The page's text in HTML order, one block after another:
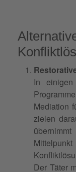
In
Mediation
zielen
Der Täter